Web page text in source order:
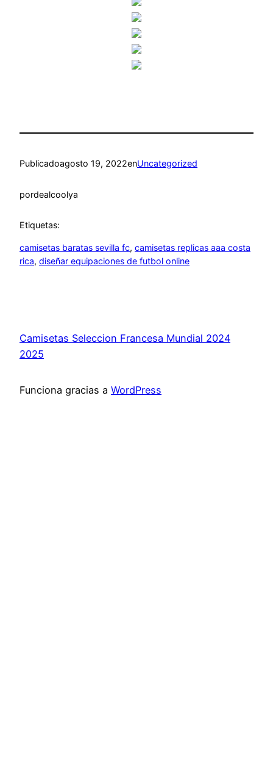
Publicadoagosto 19, 2022enUncategorized
pordealcoolya
Etiquetas:
camisetas baratas sevilla fc, camisetas replicas aaa costa
rica, diseñar equipaciones de futbol online
Camisetas Seleccion Francesa Mundial 2024
2025
Funciona gracias a WordPress